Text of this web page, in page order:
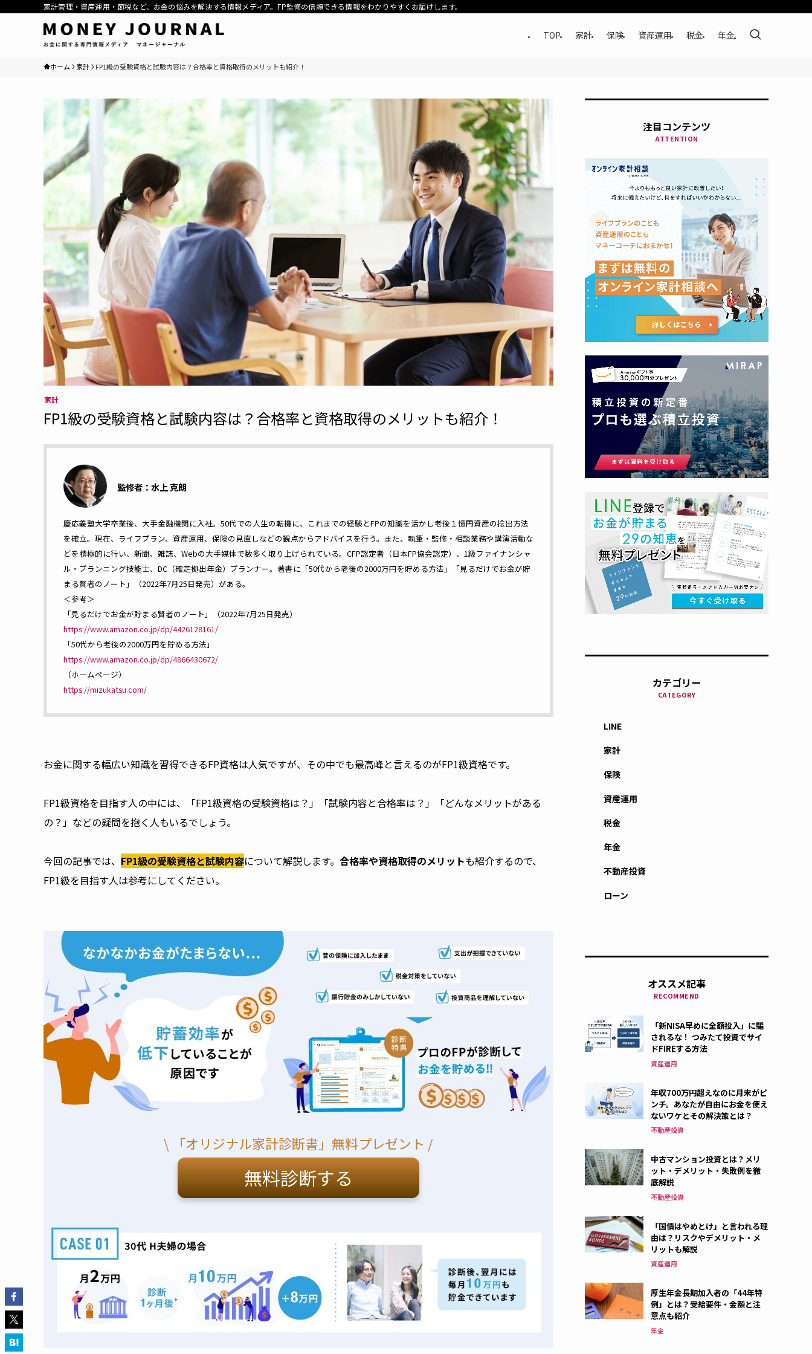
家計管理・資産運用・節税など、お金の悩みを解決する情報メディア。FP監修の信頼できる情報をわかりやすくお届けします。
TOP 家計 保険 資産運用 税金 年金
ホーム 家計 FP1級の受験資格と試験内容は？合格率と資格取得のメリットも紹介！
家計
FP1級の受験資格と試験内容は？合格率と資格取得のメリットも紹介！
監修者：水上 克朗
慶応義塾大学卒業後、大手金融機関に入社。50代での人生の転機に、これまでの経験とFPの知識を活かし老後１憶円資産の捻出方法
を確立。現在、ライフプラン、資産運用、保険の見直しなどの観点からアドバイスを行う。また、執筆・監修・相談業務や講演活動な
どを積極的に行い、新聞、雑誌、Webの大手媒体で数多く取り上げられている。CFP認定者（日本FP協会認定）、1級ファイナンシャ
ル・プランニング技能士、DC（確定拠出年金）プランナー。著書に「50代から老後の2000万円を貯める方法」「見るだけでお金が貯
まる賢者のノート」（2022年7月25日発売）がある。
＜参考＞
「見るだけでお金が貯まる賢者のノート」（2022年7月25日発売）
https://www.amazon.co.jp/dp/4426128161/
「50代から老後の2000万円を貯める方法」
https://www.amazon.co.jp/dp/4866430672/
（ホームページ）
https://mizukatsu.com/
お金に関する幅広い知識を習得できるFP資格は人気ですが、その中でも最高峰と言えるのがFP1級資格です。
FP1級資格を目指す人の中には、「FP1級資格の受験資格は？」「試験内容と合格率は？」「どんなメリットがある
の？」などの疑問を抱く人もいるでしょう。
今回の記事では、 FP1級の受験資格と試験内容について解説します。 合格率や資格取得のメリットも紹介するので、
FP1級を目指す人は参考にしてください。
\ 「オリジナル家計診断書」無料プレゼント /
無料診断する
注目コンテンツ
ATTENTION
カテゴリー
CATEGORY
LINE
家計
保険
資産運用
税金
年金
不動産投資
ローン
オススメ記事
RECOMMEND
「新NISA早めに全額投入」に騙
されるな！ つみたて投資でサイ
ドFIREする方法
資産運用
年収700万円超えなのに月末がピ
ンチ。あなたが自由にお金を使え
ないワケとその解決策とは？
不動産投資
中古マンション投資とは？メリ
ット・デメリット・失敗例を徹
底解説
不動産投資
「国債はやめとけ」と言われる理
由は？リスクやデメリット・メ
リットも解説
資産運用
厚生年金長期加入者の「44年特
例」とは？受給要件・金額と注
意点も紹介
年金